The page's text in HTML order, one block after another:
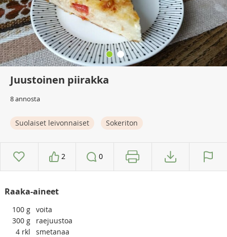
Juustoinen piirakka
8 annosta
Suolaiset leivonnaiset Sokeriton
2 0
Raaka-aineet
100 g voita
300 g
raejuustoa
4 rkl
smetanaa